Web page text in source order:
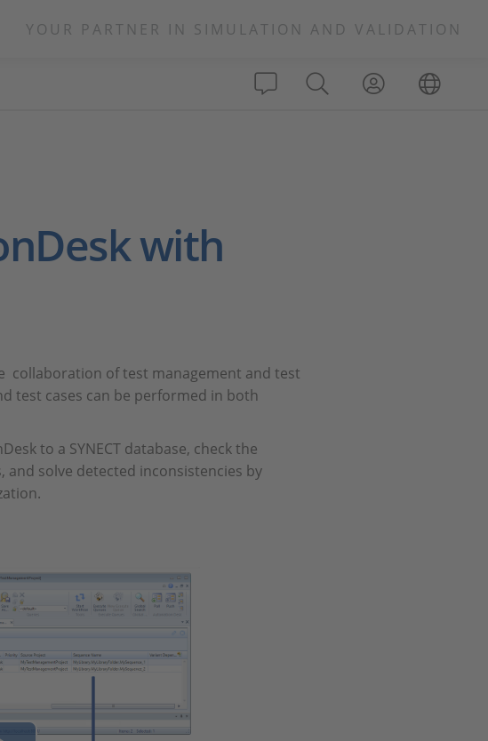
YOUR PARTNER IN SIMULATION AND VALIDATION
with
collaboration of test management and test
test cases can be performed in both
to a SYNECT database, check the
and solve detected inconsistencies by